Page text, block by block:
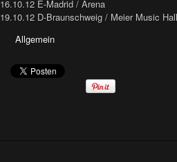
16.10.12 E-Madrid / Arena
19.10.12 D-Braunschweig / Meier Music Hall
Allgemein